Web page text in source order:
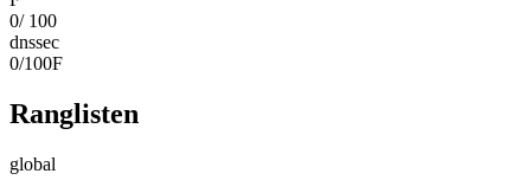
0/ 100
dnssec
0/100F
Ranglisten
global